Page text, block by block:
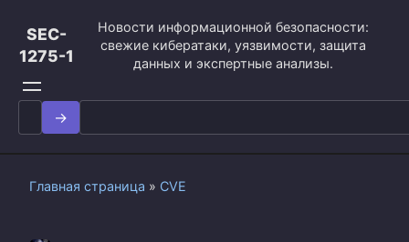
контенту
SEC-
1275-1
Новости информационной безопасности:
свежие кибератаки, уязвимости, защита
данных и экспертные анализы.
Search
for:
Главная страница » CVE